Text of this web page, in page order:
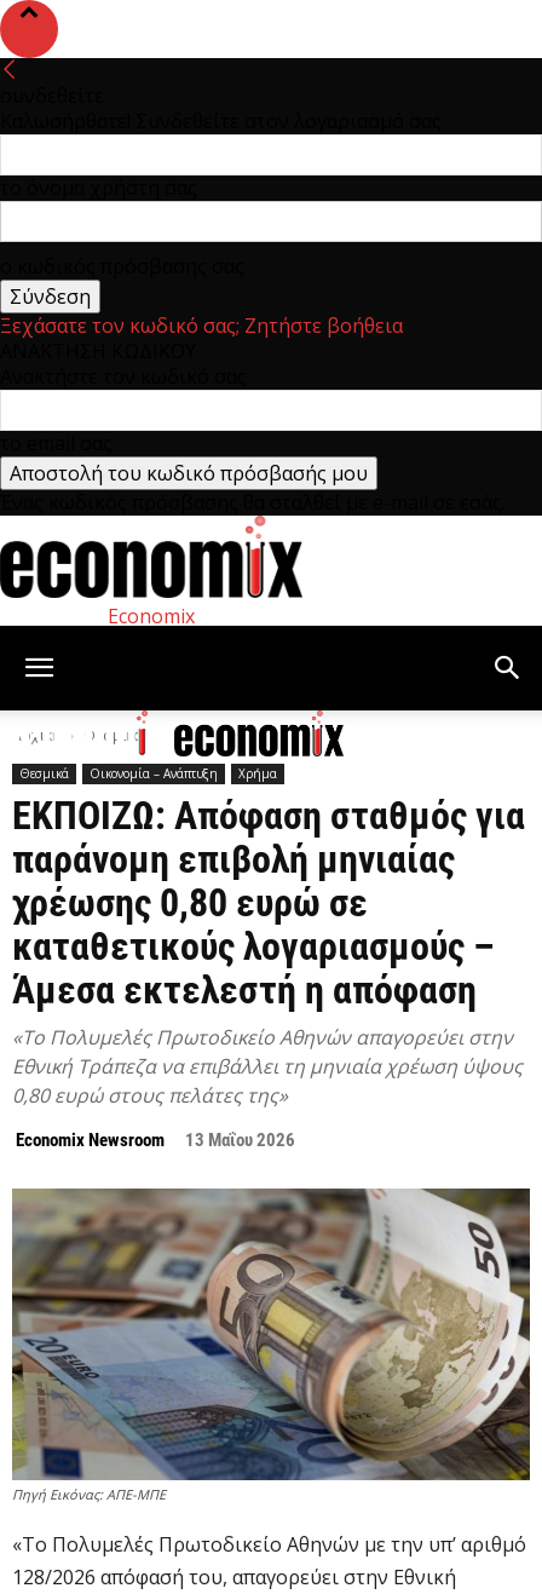
Ξεχάσατε τον κωδικό σας; Ζητήστε βοήθεια
Economix
Αρχική Θεσμικά
Θεσμικά Οικονομία – Ανάπτυξη Χρήμα
ΕΚΠΟΙΖΩ: Απόφαση σταθμός για
παράνομη επιβολή μηνιαίας
χρέωσης 0,80 ευρώ σε
καταθετικούς λογαριασμούς –
Άμεσα εκτελεστή η απόφαση
«Το Πολυμελές Πρωτοδικείο Αθηνών απαγορεύει στην
Εθνική Τράπεζα να επιβάλλει τη μηνιαία χρέωση ύψους
0,80 ευρώ στους πελάτες της»
Economix Newsroom 13 Μαΐου 2026
Πηγή Εικόνας: ΑΠΕ-ΜΠΕ
«Το Πολυμελές Πρωτοδικείο Αθηνών με την υπ’ αριθμό
128/2026 απόφασή του, απαγορεύει στην Εθνική